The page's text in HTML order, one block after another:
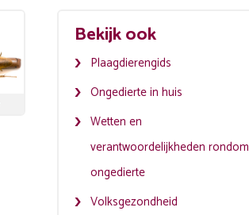
Bekijk ook
Plaagdierengids
Ongedierte in huis
Wetten en
verantwoordelijkheden rondom
ongedierte
Volksgezondheid